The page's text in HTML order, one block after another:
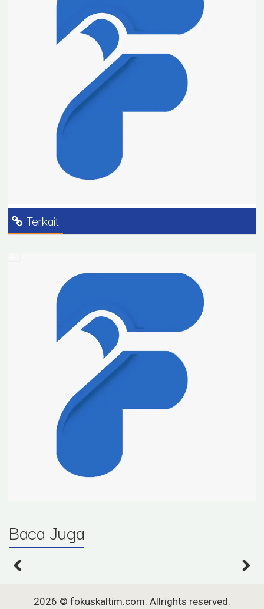
Lebih lanjut, Ery Mulyadi mengatakan pelatihan ini telah
sesuai dengan program prioritas, salah satunya
peningkatan Sumber Daya Manusia (SDM) yang melek
digitalisasi.
“Terdapat tiga program prioritas yakni peningkatan
infrastruktur, Sistem berbasis digital dan terakhir yang
sedang kita jalani yakni mendorong SDM aparatur
pemerintah daerah, agar bisa memanfaatkan teknologi
informasi dalam memenuhi kebutuhan lanyanan di
pemerintah,” jelasnya.
akan mengikuti sertifikasi Government Chief
Information Officer (GCIO) yang dilaksanakan selama
tiga hari, mulai 30 Oktober hingga 01 November 2023.
Terkait
Baca Juga
2026 © fokuskaltim.com. Allrights reserved.